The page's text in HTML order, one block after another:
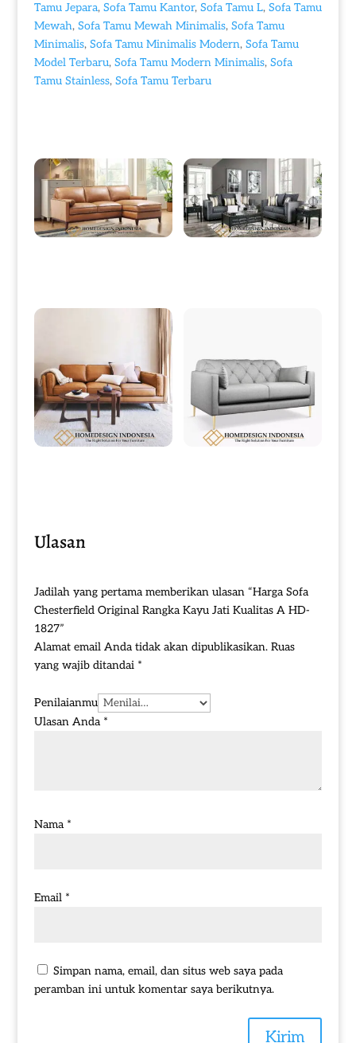
Tamu Jepara, Sofa Tamu Kantor, Sofa Tamu L, Sofa Tamu
Mewah, Sofa Tamu Mewah Minimalis, Sofa Tamu
Minimalis, Sofa Tamu Minimalis Modern, Sofa Tamu
Model Terbaru, Sofa Tamu Modern Minimalis, Sofa
Tamu Stainless, Sofa Tamu Terbaru
Ulasan
Jadilah yang pertama memberikan ulasan “Harga Sofa
Chesterfield Original Rangka Kayu Jati Kualitas A HD-
1827”
Alamat email Anda tidak akan dipublikasikan. Ruas
yang wajib ditandai *
Penilaianmu
Ulasan Anda *
Nama *
Email *
Simpan nama, email, dan situs web saya pada
peramban ini untuk komentar saya berikutnya.
Kirim